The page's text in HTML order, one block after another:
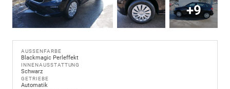
+9
AUSSENFARBE
Blackmagic Perleffekt
INNENAUSSTATTUNG
Schwarz
GETRIEBE
Automatik